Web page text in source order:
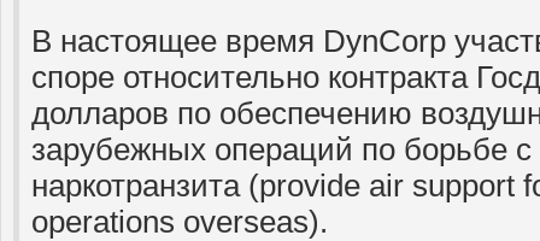
В настоящее время DynCorp
споре относительно контракта
долларов по обеспечению
зарубежных операций по борьбе
наркотранзита (provide air support
operations overseas).